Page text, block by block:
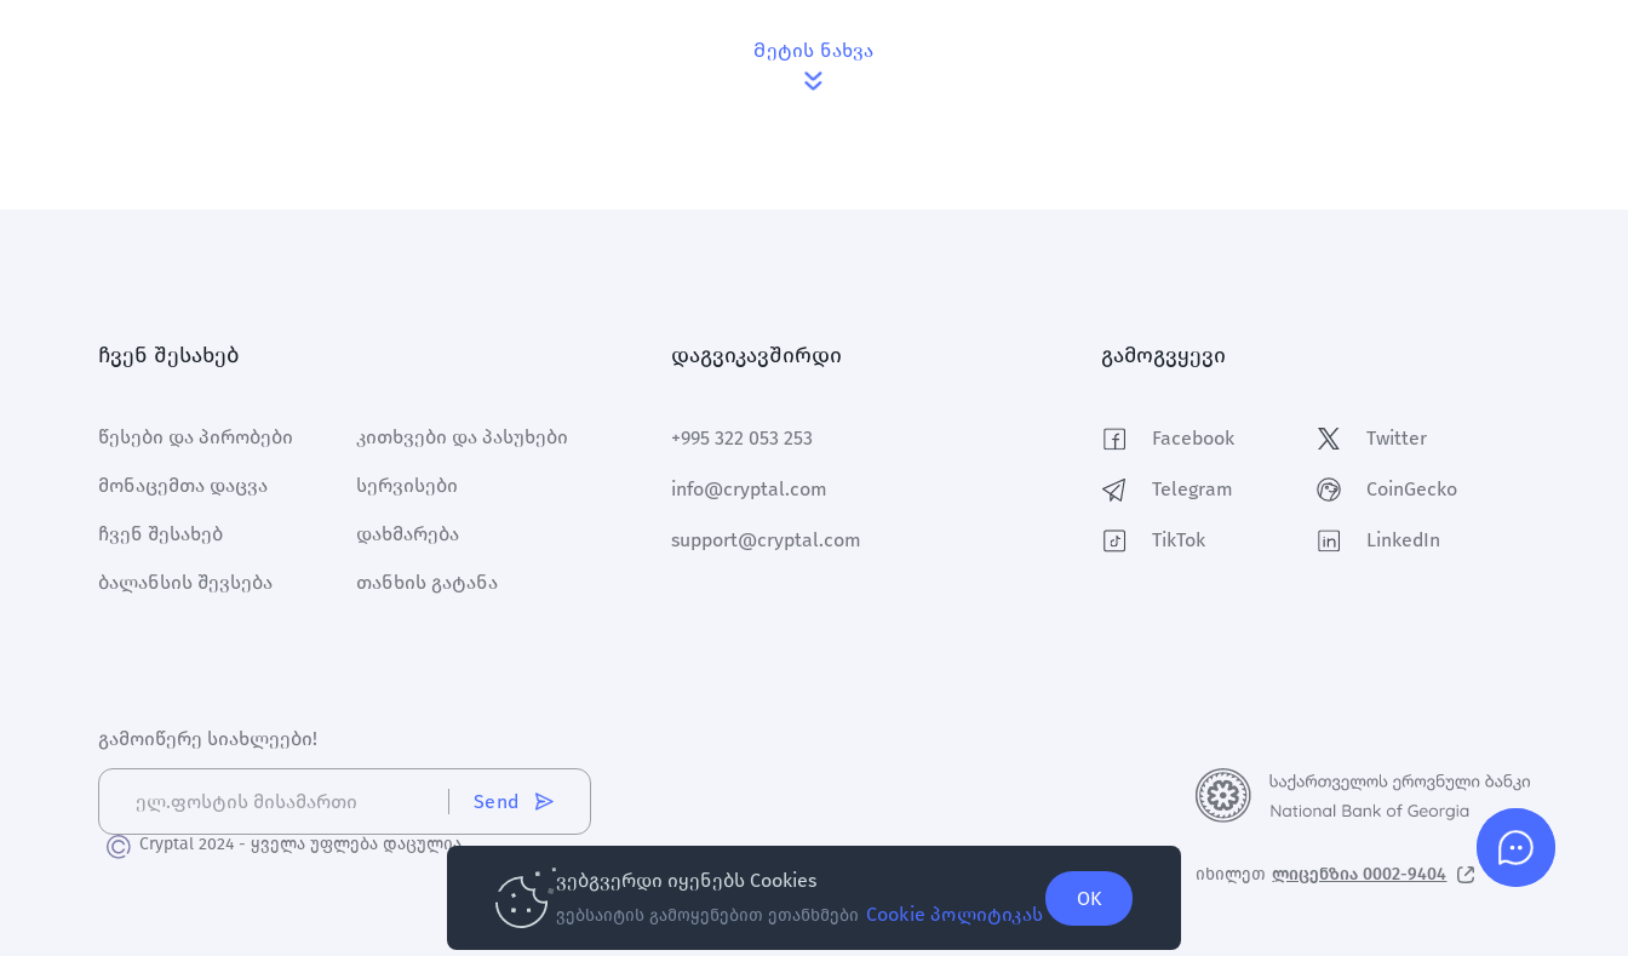
Მეტის ნახვა
ჩვენ შესახებ
წესები და პირობები კითხვები და პასუხები
მონაცემთა დაცვა სერვისები
ჩვენ შესახებ დახმარება
ბალანსის შევსება თანხის გატანა
დაგვიკავშირდი
+995 322 053 253
info@cryptal.com
support@cryptal.com
გამოგვყევი
Facebook Twitter
Telegram CoinGecko
TikTok LinkedIn
გამოიწერე სიახლეები!
Send
Cryptal 2024 - ყველა უფლება დაცულია
იხილეთ ლიცენზია 0002-9404
ვებგვერდი იყენებს Cookies
ვებსაიტის გამოყენებით ეთანხმები Cookie პოლიტიკას
OK